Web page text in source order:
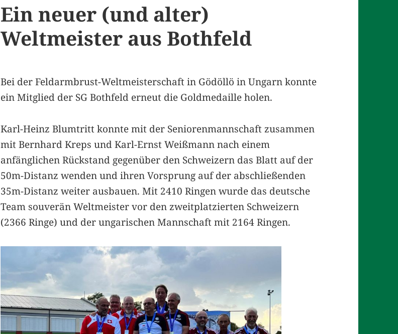
Ein neuer (und alter)
Weltmeister aus Bothfeld
Bei der Feldarmbrust-Weltmeisterschaft in Gödöllö in Ungarn konnte
ein Mitglied der SG Bothfeld erneut die Goldmedaille holen.
Karl-Heinz Blumtritt konnte mit der Seniorenmannschaft zusammen
mit Bernhard Kreps und Karl-Ernst Weißmann nach einem
anfänglichen Rückstand gegenüber den Schweizern das Blatt auf der
50m-Distanz wenden und ihren Vorsprung auf der abschließenden
35m-Distanz weiter ausbauen. Mit 2410 Ringen wurde das deutsche
Team souverän Weltmeister vor den zweitplatzierten Schweizern
(2366 Ringe) und der ungarischen Mannschaft mit 2164 Ringen.